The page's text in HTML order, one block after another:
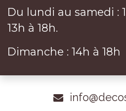
Du lundi au samedi :
13h à 18h.
Dimanche : 14h à 18h